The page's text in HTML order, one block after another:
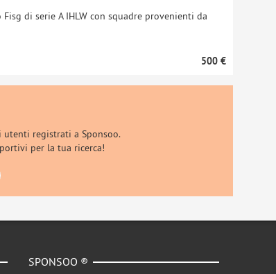
di serie A IHLW con squadre provenienti da
500 €
registrati a Sponsoo.
per la tua ricerca!
SPONSOO ®